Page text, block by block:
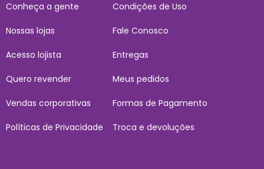
Conheça a gente
Nossas lojas
Acesso lojista
Quero revender
Vendas corporativas
Políticas de Privacidade
Condições de Uso
Fale Conosco
Entregas
Meus pedidos
Formas de Pagamento
Troca e devoluções